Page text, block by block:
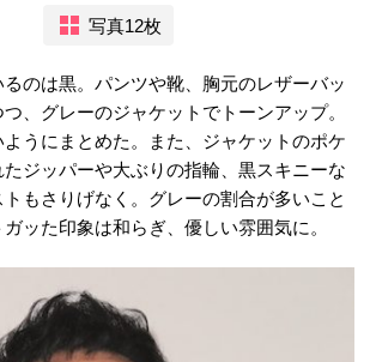
写真12枚
のは黒。パンツや靴、胸元のレザーバッ
、グレーのジャケットでトーンアップ。
うにまとめた。また、ジャケットのポケ
ジッパーや大ぶりの指輪、黒スキニーな
もさりげなく。グレーの割合が多いこと
ッた印象は和らぎ、優しい雰囲気に。